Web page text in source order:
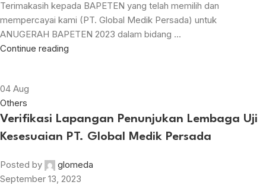
Terimakasih kepada BAPETEN yang telah memilih dan
mempercayai kami (PT. Global Medik Persada) untuk
ANUGERAH BAPETEN 2023 dalam bidang ...
Continue reading
04 Aug
Others
Verifikasi Lapangan Penunjukan Lembaga Uji
Kesesuaian PT. Global Medik Persada
Posted by
glomeda
September 13, 2023